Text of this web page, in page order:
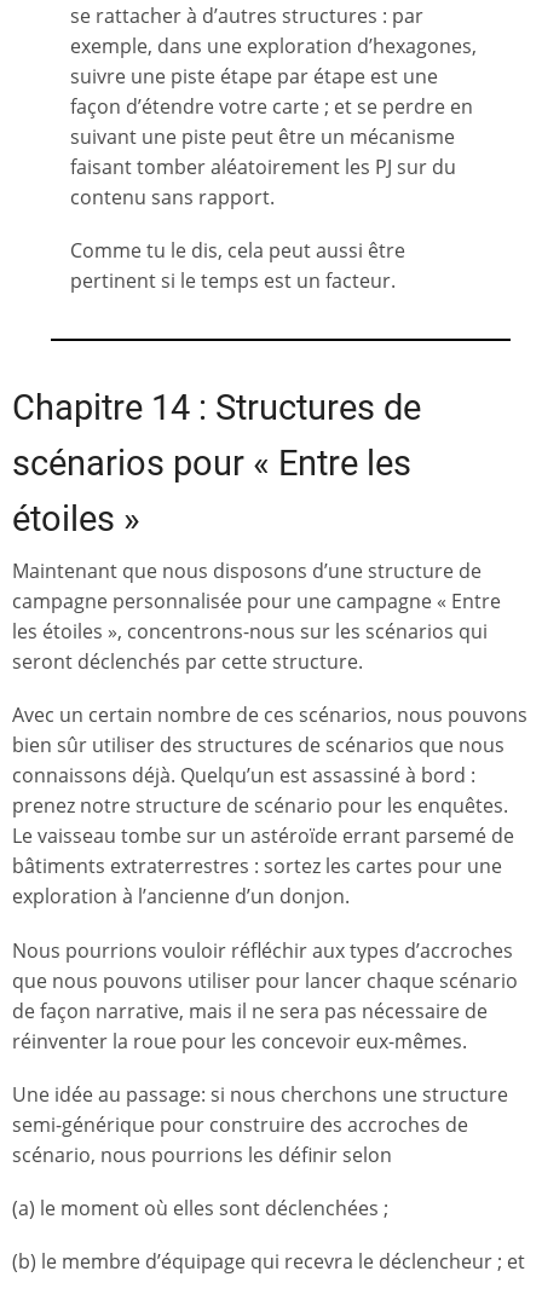
se rattacher à d’autres structures : par
exemple, dans une exploration d’hexagones,
suivre une piste étape par étape est une
façon d’étendre votre carte ; et se perdre en
suivant une piste peut être un mécanisme
faisant tomber aléatoirement les PJ sur du
contenu sans rapport.
Comme tu le dis, cela peut aussi être
pertinent si le temps est un facteur.
Chapitre 14 : Structures de
scénarios pour « Entre les
étoiles »
Maintenant que nous disposons d’une structure de
campagne personnalisée pour une campagne « Entre
les étoiles », concentrons-nous sur les scénarios qui
seront déclenchés par cette structure.
Avec un certain nombre de ces scénarios, nous pouvons
bien sûr utiliser des structures de scénarios que nous
connaissons déjà. Quelqu’un est assassiné à bord :
prenez notre structure de scénario pour les enquêtes.
Le vaisseau tombe sur un astéroïde errant parsemé de
bâtiments extraterrestres : sortez les cartes pour une
exploration à l’ancienne d’un donjon.
Nous pourrions vouloir réfléchir aux types d’accroches
que nous pouvons utiliser pour lancer chaque scénario
de façon narrative, mais il ne sera pas nécessaire de
réinventer la roue pour les concevoir eux-mêmes.
Une idée au passage: si nous cherchons une structure
semi-générique pour construire des accroches de
scénario, nous pourrions les définir selon
(a) le moment où elles sont déclenchées ;
(b) le membre d’équipage qui recevra le déclencheur ; et